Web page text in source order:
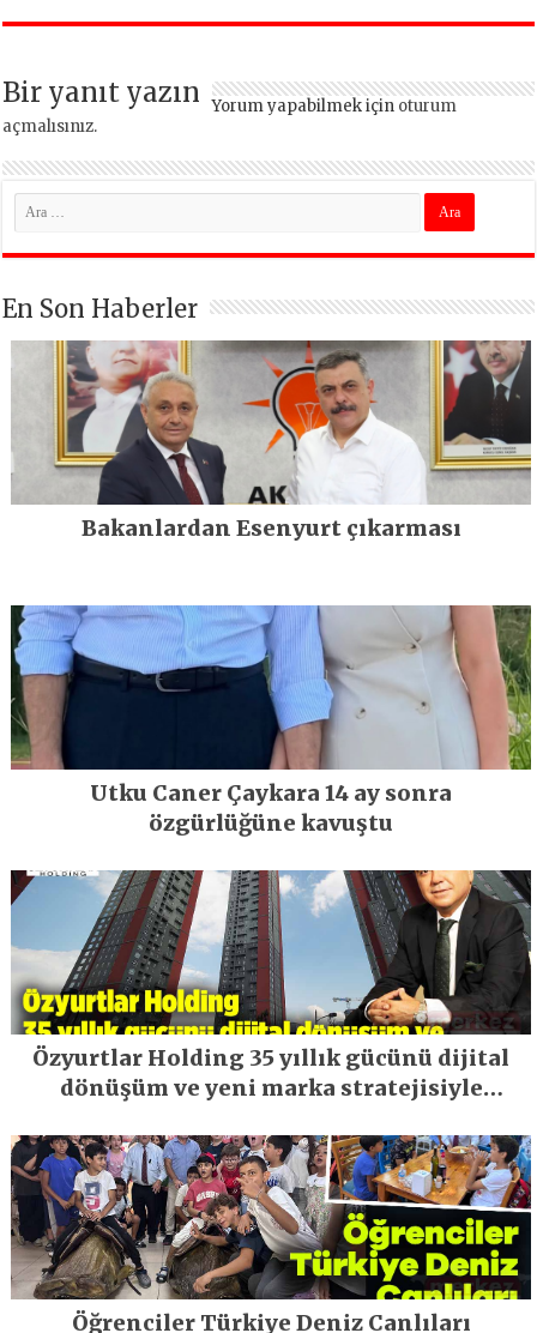
Bir yanıt yazın Yorum yapabilmek için oturum
açmalısınız.
En Son Haberler
Bakanlardan Esenyurt çıkarması
Utku Caner Çaykara 14 ay sonra
özgürlüğüne kavuştu
Özyurtlar Holding 35 yıllık gücünü dijital
dönüşüm ve yeni marka stratejisiyle
Öğrenciler Türkiye Deniz Canlıları